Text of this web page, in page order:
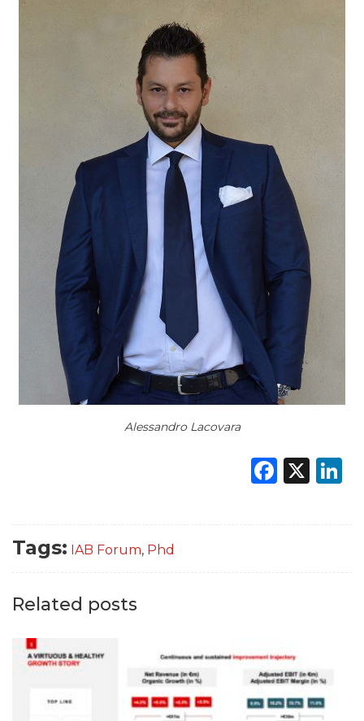
Alessandro Lacovara
X
Tags: IAB Forum, Phd
Related posts